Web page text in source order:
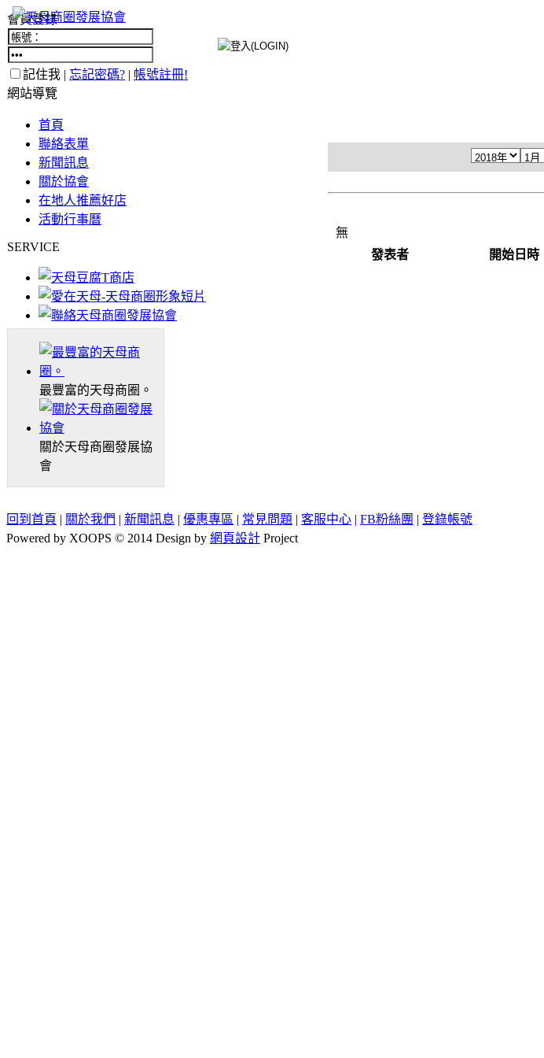
會員登錄
記住我 | 忘記密碼? | 帳號註冊!
網站導覽
首頁
聯絡表單
新聞訊息
關於協會
在地人推薦好店
活動行事曆
SERVICE
最豐富的天母商圈。
關於天母商圈發展協
會
無
發表者
開始日時
回到首頁 | 關於我們 | 新聞訊息 | 優惠專區 | 常見問題 | 客服中心 | FB粉絲團 | 登錄帳號
Powered by XOOPS © 2014 Design by 網頁設計 Project